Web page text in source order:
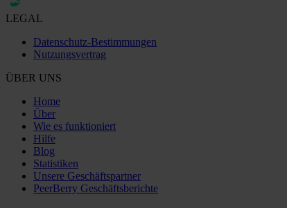
LEGAL
Datenschutz-Bestimmungen
Nutzungsvertrag
ÜBER UNS
Home
Über
Wie es funktioniert
Hilfe
Blog
Statistiken
Unsere Geschäftspartner
PeerBerry Geschäftsberichte